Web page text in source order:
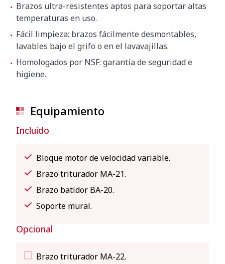
Brazos ultra-resistentes aptos para soportar altas
temperaturas en uso.
Fácil limpieza: brazos fácilmente desmontables,
lavables bajo el grifo o en el lavavajillas.
Homologados por NSF: garantía de seguridad e
higiene.
Equipamiento
Incluido
Bloque motor de velocidad variable.
Brazo triturador MA-21.
Brazo batidor BA-20.
Soporte mural.
Opcional
Brazo triturador MA-22.